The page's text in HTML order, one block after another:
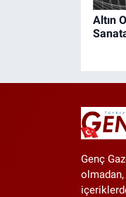
Altın
Genç